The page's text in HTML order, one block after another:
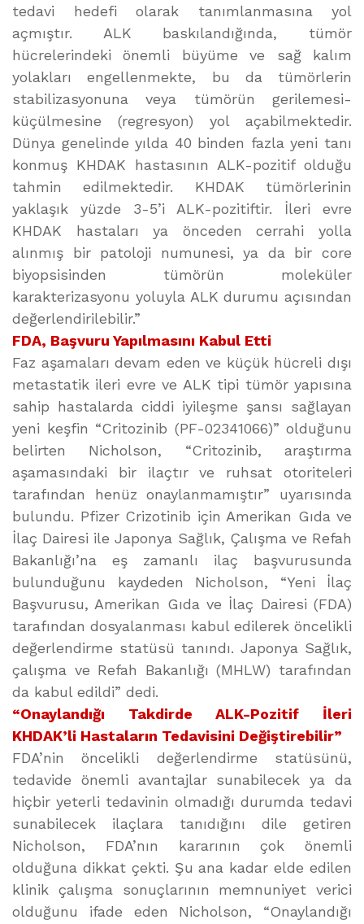
tedavi hedefi olarak tanımlanmasına yol
açmıştır. ALK baskılandığında, tümör
hücrelerindeki önemli büyüme ve sağ kalım
yolakları engellenmekte, bu da tümörlerin
stabilizasyonuna veya tümörün gerilemesi-
küçülmesine (regresyon) yol açabilmektedir.
Dünya genelinde yılda 40 binden fazla yeni tanı
konmuş KHDAK hastasının ALK-pozitif olduğu
tahmin edilmektedir. KHDAK tümörlerinin
yaklaşık yüzde 3-5’i ALK-pozitiftir. İleri evre
KHDAK hastaları ya önceden cerrahi yolla
alınmış bir patoloji numunesi, ya da bir core
biyopsisinden tümörün moleküler
karakterizasyonu yoluyla ALK durumu açısından
değerlendirilebilir.”
FDA, Başvuru Yapılmasını Kabul Etti
Faz aşamaları devam eden ve küçük hücreli dışı
metastatik ileri evre ve ALK tipi tümör yapısına
sahip hastalarda ciddi iyileşme şansı sağlayan
yeni keşfin “Critozinib (PF-02341066)” olduğunu
belirten Nicholson, “Critozinib, araştırma
aşamasındaki bir ilaçtır ve ruhsat otoriteleri
tarafından henüz onaylanmamıştır” uyarısında
bulundu. Pfizer Crizotinib için Amerikan Gıda ve
İlaç Dairesi ile Japonya Sağlık, Çalışma ve Refah
Bakanlığı’na eş zamanlı ilaç başvurusunda
bulunduğunu kaydeden Nicholson, “Yeni İlaç
Başvurusu, Amerikan Gıda ve İlaç Dairesi (FDA)
tarafından dosyalanması kabul edilerek öncelikli
değerlendirme statüsü tanındı. Japonya Sağlık,
çalışma ve Refah Bakanlığı (MHLW) tarafından
da kabul edildi” dedi.
“Onaylandığı Takdirde ALK-Pozitif İleri
KHDAK’li Hastaların Tedavisini Değiştirebilir”
FDA’nin öncelikli değerlendirme statüsünü,
tedavide önemli avantajlar sunabilecek ya da
hiçbir yeterli tedavinin olmadığı durumda tedavi
sunabilecek ilaçlara tanıdığını dile getiren
Nicholson, FDA’nın kararının çok önemli
olduğuna dikkat çekti. Şu ana kadar elde edilen
klinik çalışma sonuçlarının memnuniyet verici
olduğunu ifade eden Nicholson, “Onaylandığı